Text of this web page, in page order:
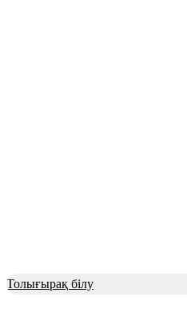
Толығырақ білу